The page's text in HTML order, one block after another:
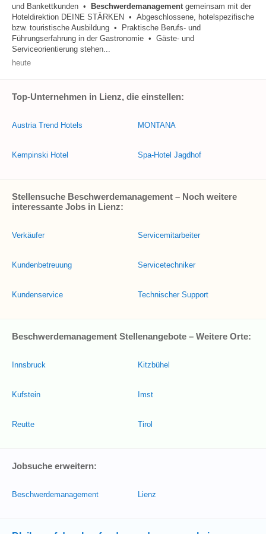
und Bankettkunden • Beschwerdemanagementgemeinsam mit der
Hoteldirektion DEINE STÄRKEN • Abgeschlossene, hotelspezifische
bzw. touristische Ausbildung • Praktische Berufs- und
Führungserfahrung in der Gastronomie • Gäste- und
Serviceorientierung stehen...
heute
Top-Unternehmen in Lienz, die einstellen:
Austria Trend Hotels
Kempinski Hotel
MONTANA
Spa-Hotel Jagdhof
Stellensuche Beschwerdemanagement – Noch weitere
interessante Jobs in Lienz:
Verkäufer
Kundenbetreuung
Kundenservice
Servicemitarbeiter
Servicetechniker
Technischer Support
Beschwerdemanagement Stellenangebote – Weitere Orte:
Innsbruck
Kufstein
Reutte
Kitzbühel
Imst
Tirol
Jobsuche erweitern:
Beschwerdemanagement Lienz